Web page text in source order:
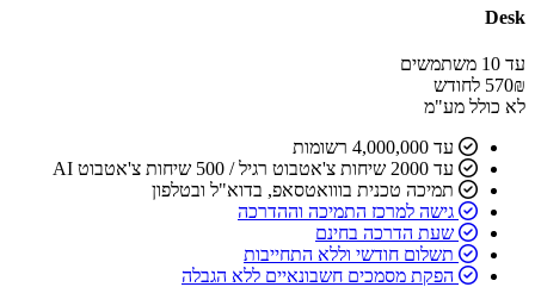
Desk
עד 10 משתמשים
570₪ לחודש
לא כולל מע"מ
עד 4,000,000 רשומות
עד 2000 שיחות צ'אטבוט רגיל / 500 שיחות צ'אטבוט AI
תמיכה טכנית בווואטסאפ, בדוא"ל ובטלפון
גישה למרכז התמיכה וההדרכה
שעת הדרכה בחינם
תשלום חודשי וללא התחייבות
הפקת מסמכים חשבונאיים ללא הגבלה